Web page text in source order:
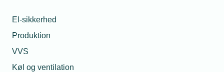
El-sikkerhed
Produktion
VVS
Køl og ventilation